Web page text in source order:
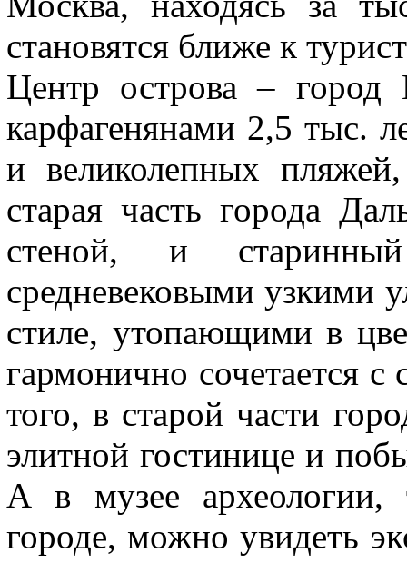
становятся ближе к
Центр острова – город
карфагенянами 2,5 тыс.
и великолепных
старая часть города
стеной, и
средневековыми узкими
стиле, утопающими в
гармонично сочетается
того, в старой части
элитной гостинице и
А в музее археологии,
городе, можно увидеть